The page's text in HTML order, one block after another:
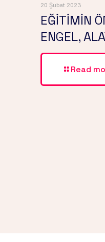
20 Şubat 2023
EĞİTİMİN
ENGEL,
Read